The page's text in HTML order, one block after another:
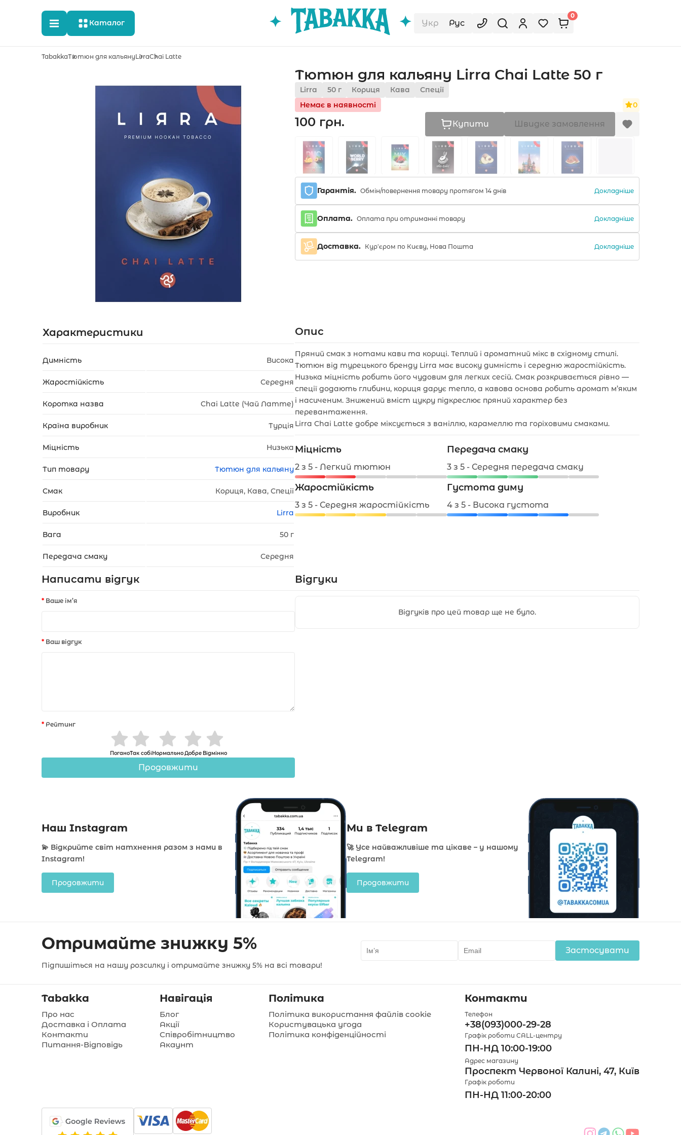
Каталог Укр Рус
0
TabakkaТютюн для кальянуLirraChai Latte
Тютюн для кальяну Lirra Chai Latte 50 г
Lirra 50 г Кориця Кава
Спеції
Немає в наявності
0
100 грн. Купити Швидке замовлення
Гарантія. Обмін/повернення товару протягом 14 днів Докладніше
Оплата. Оплата при отриманні товару Докладніше
Доставка. Кур'єром по Києву, Нова Пошта Докладніше
Характеристики
Димність Висока
Жаростійкість Середня
Коротка назва Chai Latte (Чай Латте)
Країна виробник Турція
Міцність Низька
Тип товару Тютюн для кальяну
Смак Кориця, Кава, Спеції
Виробник Lirra
Вага 50 г
Передача смаку Середня
Опис
Пряний смак з нотами кави та кориці. Теплий і ароматний мікс в східному стилі.
Тютюн від турецького бренду Lirra має високу димність і середню жаростійкість.
Низька міцність робить його чудовим для легких сесій. Смак розкривається рівно —
спеції додають глибини, кориця дарує тепло, а кавова основа робить аромат м’яким
і насиченим. Знижений вміст цукру підкреслює пряний характер без
перевантаження.
Lirra Chai Latte добре міксується з ваніллю, карамеллю та горіховими смаками.
Міцність
2 з 5 - Легкий тютюн
Передача смаку
3 з 5 - Середня передача смаку
Жаростійкість
3 з 5 - Середня жаростійкість
Густота диму
4 з 5 - Висока густота
Написати відгук
Ваше ім’я
Ваш відгук
Рейтинг
ПоганоТак собіНормальноДобре Відмінно
Продовжити
Відгуки
Відгуків про цей товар ще не було.
Наш Instagram
💫 Відкрийте світ натхнення разом з нами в
Instagram!
Продовжити
Ми в Telegram
🚀 Усе найважливіше та цікаве – у нашому
Telegram!
Продовжити
Отримайте знижку 5%
Підпишіться на нашу розсилку і отримайте знижку 5% на всі товари!
Застосувати
Tabakka
Про нас
Доставка і Оплата
Контакти
Питання-Відповідь
Навігація
Блог
Акції
Співробітництво
Акаунт
Політика
Політика використання файлів cookie
Користувацька угода
Політика конфіденційності
Контакти
Телефон
+38(093)000-29-28
Графік роботи CALL-центру
ПН-НД 10:00-19:00
Адрес магазину
Проспект Червоної Калині, 47, Київ
Графік роботи
ПН-НД 11:00-20:00